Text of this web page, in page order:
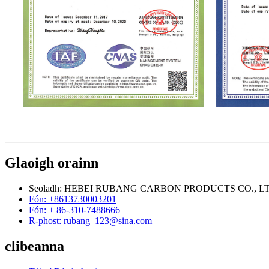
Glaoigh orainn
Seoladh: HEBEI RUBANG CARBON PRODUCTS CO.,
Fón: +8613730003201
Fón: + 86-310-7488666
R-phost: rubang_123@sina.com
clibeanna